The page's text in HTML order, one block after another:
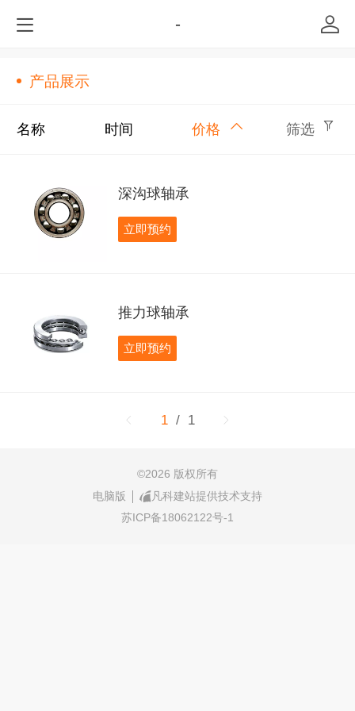
-
产品展示
名称 时间 价格 筛选
深沟球轴承
立即预约
推力球轴承
立即预约
1 / 1
©2026 版权所有
电脑版
凡科建站提供技术支持
苏ICP备18062122号-1